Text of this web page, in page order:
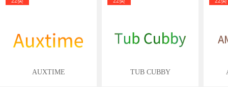
AUXTIME TUB CUBBY